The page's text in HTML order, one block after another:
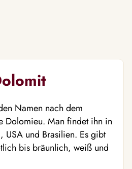
Namen nach dem
Dolomieu. Man findet ihn in
USA und Brasilien. Es gibt
bis bräunlich, weiß und